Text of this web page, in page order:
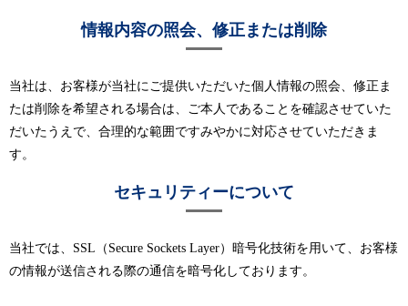
情報内容の照会、修正または削除
当社は、お客様が当社にご提供いただいた個人情報の照会、修正ま
たは削除を希望される場合は、ご本人であることを確認させていた
だいたうえで、合理的な範囲ですみやかに対応させていただきま
す。
セキュリティーについて
当社では、SSL（Secure Sockets Layer）暗号化技術を用いて、お客様
の情報が送信される際の通信を暗号化しております。